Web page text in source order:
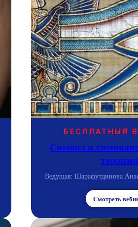
БЕСПЛАТНЫЙ
Символ и
терапии
Ведущая: Шарафутдинова
Смотреть